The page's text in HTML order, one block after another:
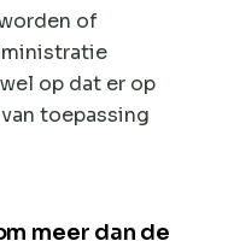
of
op dat er op
toepassing
meer dan de